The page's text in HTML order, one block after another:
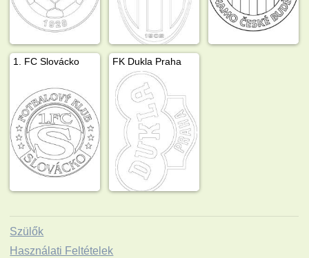
1. FC Slovácko FK Dukla Praha
Szülők
Használati Feltételek